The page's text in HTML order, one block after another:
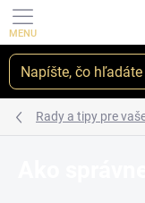
Prejsť
na
obsah
Rady a tipy pre